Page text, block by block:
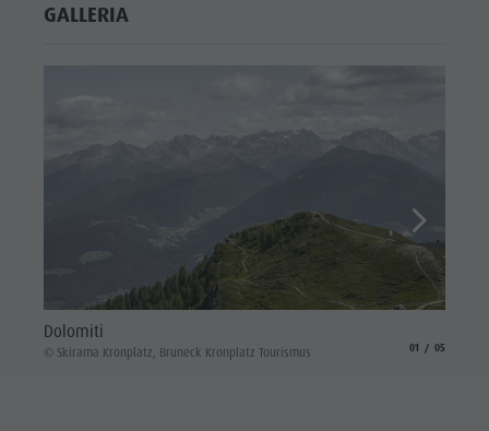
GALLERIA
Dolomiti
© Skirama Kronplatz, Bruneck Kronplatz Tourismus 01 05